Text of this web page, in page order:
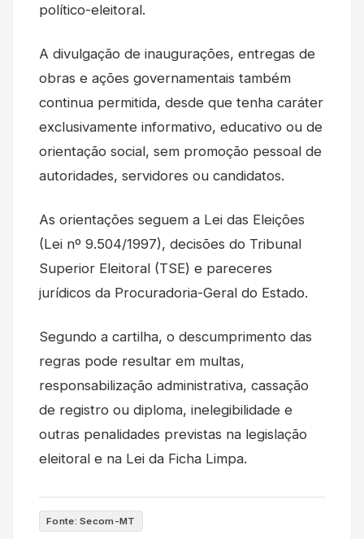
político-eleitoral.
A divulgação de inaugurações, entregas de
obras e ações governamentais também
continua permitida, desde que tenha caráter
exclusivamente informativo, educativo ou de
orientação social, sem promoção pessoal de
autoridades, servidores ou candidatos.
As orientações seguem a Lei das Eleições
(Lei nº 9.504/1997), decisões do Tribunal
Superior Eleitoral (TSE) e pareceres
jurídicos da Procuradoria-Geral do Estado.
Segundo a cartilha, o descumprimento das
regras pode resultar em multas,
responsabilização administrativa, cassação
de registro ou diploma, inelegibilidade e
outras penalidades previstas na legislação
eleitoral e na Lei da Ficha Limpa.
Fonte: Secom-MT